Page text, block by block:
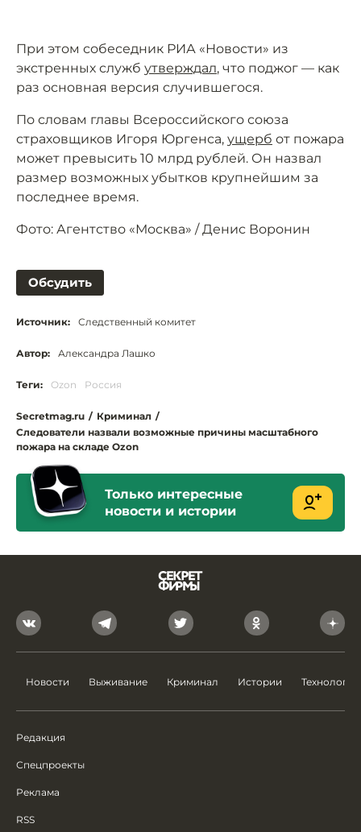
При этом собеседник РИА «Новости» из
экстренных служб утверждал, что поджог — как
раз основная версия случившегося.
По словам главы Всероссийского союза
страховщиков Игоря Юргенса, ущерб от пожара
может превысить 10 млрд рублей. Он назвал
размер возможных убытков крупнейшим за
последнее время.
Фото: Агентство «Москва» / Денис Воронин
Обсудить
Источник: Следственный комитет
Автор: Александра Лашко
Теги: Ozon Россия
Secretmag.ru / Криминал /
Следователи назвали возможные причины масштабного
пожара на складе Ozon
Только интересные
новости и истории
Новости Выживание Криминал Истории Технологии
Редакция
Спецпроекты
Реклама
RSS